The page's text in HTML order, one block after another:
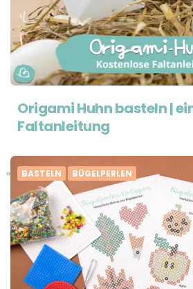
Origami Huhn basteln |
Faltanleitung
BASTELN BÜGELPERLEN